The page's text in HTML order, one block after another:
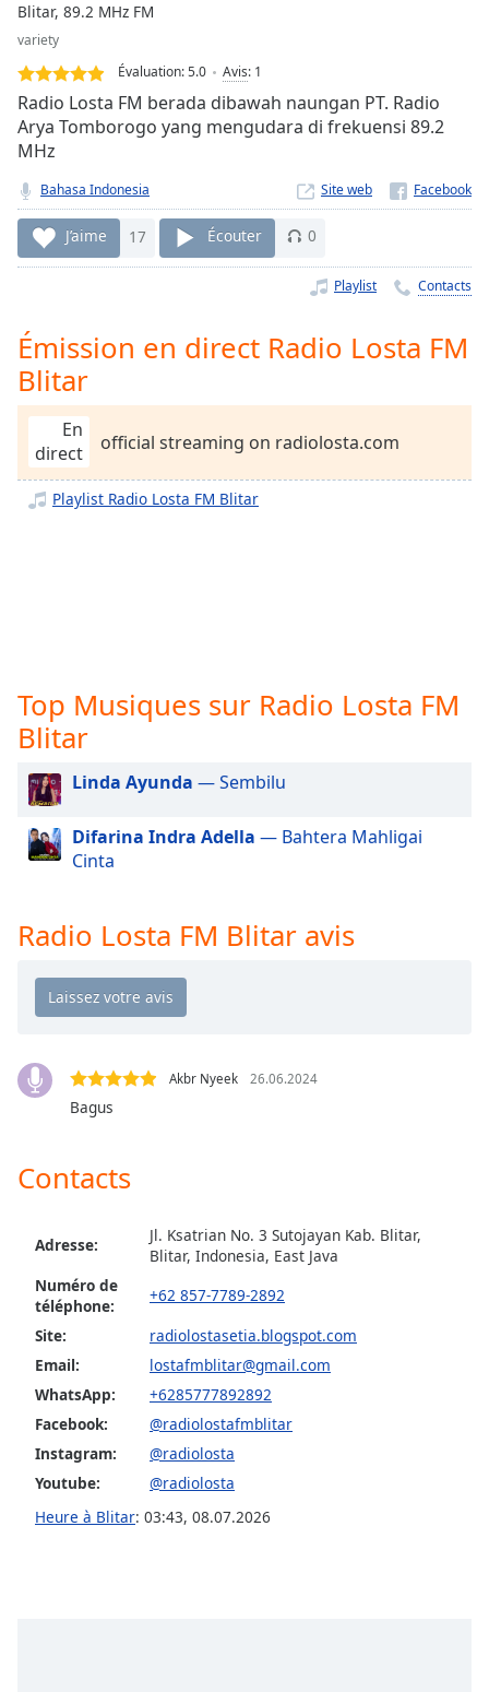
Loaded :
0.00%
Stream
Type LIVE
Seek to
live,
currently
live
LIVE
Remaining
Time-
Playback
Rate
Chapters
Chapters
Descriptions
descriptions
opens
subtitles
settings
subtitles
off
selected
Picture-
Fullscreen
modal
Beginning
window.
cancel
close
window.
Color
Blitar, 89.2 MHz FM
variety
Évaluation:5.0 Avis: 1
Radio Losta FM berada dibawah naungan PT. Radio
Arya Tomborogo yang mengudara di frekuensi 89.2
MHz
Bahasa Indonesia Site web
J’aime 17 Écouter 0
Playlist Contacts
Émission en direct Radio Losta FM
Blitar
En
direct
official streaming on radiolosta.com
Playlist Radio Losta FM Blitar
Top Musiques sur Radio Losta FM
Blitar
Linda Ayunda — Sembilu
Difarina Indra Adella — Bahtera Mahligai
Cinta
Radio Losta FM Blitar avis
Akbr Nyeek 26.06.2024
Bagus
Contacts
Adresse:
Jl. Ksatrian No. 3 Sutojayan Kab. Blitar,
Blitar, Indonesia, East Java
Numéro de
téléphone:
+62 857-7789-2892
Site:
radiolostasetia.blogspot.com
Email:
lostafmblitar@gmail.com
WhatsApp:
+6285777892892
Facebook:
@radiolostafmblitar
Instagram:
@radiolosta
Youtube:
@radiolosta
Heure à Blitar: 03:43, 08.07.2026